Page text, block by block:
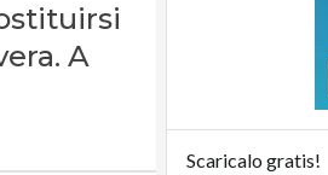
A
Scaricalo gratis!